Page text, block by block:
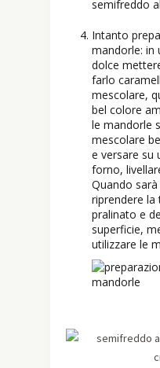
Intanto
mandorle: in
dolce
farlo
mescolare,
bel colore
le mandorle
mescolare
e versare su
forno,
Quando
riprendere la
pralinato e
superficie,
utilizzare le